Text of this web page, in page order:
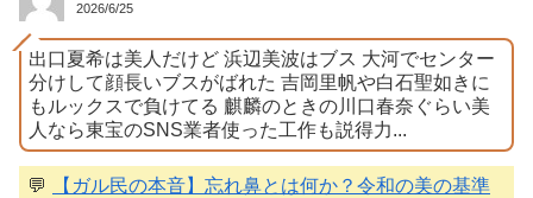
2026/6/25
出口夏希は美人だけど 浜辺美波はブス 大河でセンター
分けして顔長いブスがばれた 吉岡里帆や白石聖如きに
もルックスで負けてる 麒麟のときの川口春奈ぐらい美
人なら東宝のSNS業者使った工作も説得力...
💬
【ガル民の本音】忘れ鼻とは何か？令和の美の基準